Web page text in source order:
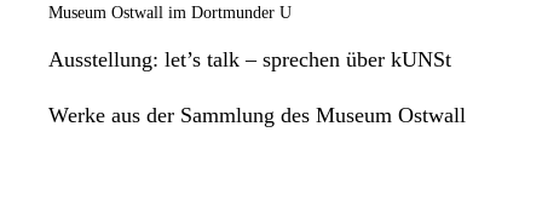
Museum Ostwall im Dortmunder U
Ausstellung: let’s talk – sprechen über kUNSt
Werke aus der Sammlung des Museum Ostwall